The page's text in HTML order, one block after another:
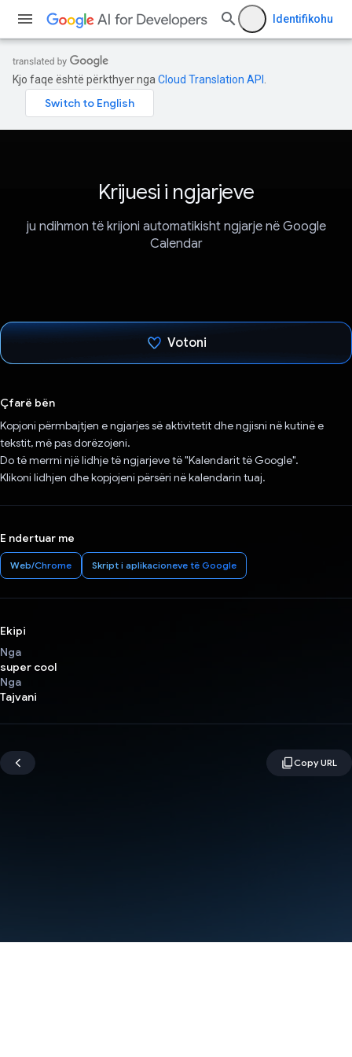
Identifikohu
Kjo faqe është përkthyer nga Cloud Translation API
Krijuesi i ngjarjeve
ju ndihmon të krijoni automatikisht ngjarje në Google
Calendar
Votoni
Çfarë bën
Kopjoni përmbajtjen e ngjarjes së aktivitetit dhe ngjisni në kutinë e
tekstit, më pas dorëzojeni.
Do të merrni një lidhje të ngjarjeve të "Kalendarit të Google".
Klikoni lidhjen dhe kopjojeni përsëri në kalendarin tuaj.
E ndertuar me
Web/Chrome Skript i aplikacioneve të Google
Ekipi
Nga
super cool
Nga
Tajvani